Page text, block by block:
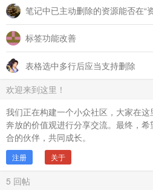
笔记中已主动删除的资源能否在“
标签功能改善
表格选中多行后应当支持删除
欢迎来到这里！
我们正在构建一个小众社区，大家在这
奔放的价值观进行分享交流。最终，
合的伙伴，共同成长。
注册 关于
5 回帖